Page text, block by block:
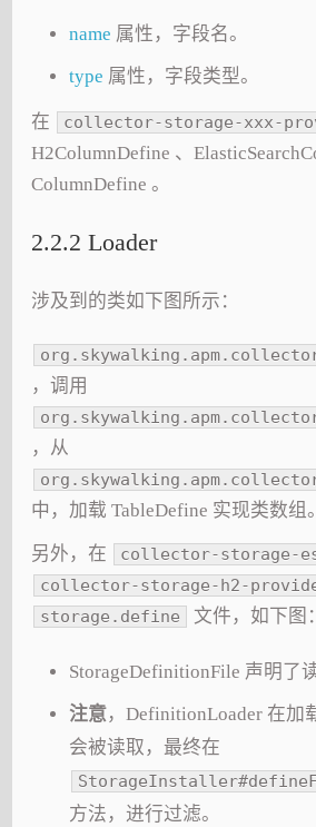
name 属性，字段名。
type 属性，字段类型。
在 collector-storage-xxx-
H2ColumnDefine 、
ColumnDefine 。
2.2.2 Loader
涉及到的类如下图所示：
，调用
，从
中，加载 TableDefine 实现类数组。
另外，在 collector-storage-
collector-storage-h2-
storage.define 文件，如下图：
StorageDefinitionFile 声明了
注意，DefinitionLoader 在加
会被读取，最终在
方法，进行过滤。